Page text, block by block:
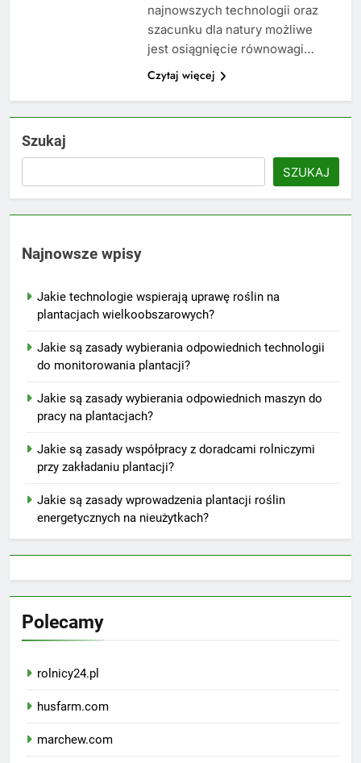
najnowszych technologii oraz
szacunku dla natury możliwe
jest osiągnięcie równowagi…
Czytaj więcej
Szukaj
SZUKAJ
Najnowsze wpisy
Jakie technologie wspierają uprawę roślin na
plantacjach wielkoobszarowych?
Jakie są zasady wybierania odpowiednich technologii
do monitorowania plantacji?
Jakie są zasady wybierania odpowiednich maszyn do
pracy na plantacjach?
Jakie są zasady współpracy z doradcami rolniczymi
przy zakładaniu plantacji?
Jakie są zasady wprowadzenia plantacji roślin
energetycznych na nieużytkach?
Polecamy
rolnicy24.pl
husfarm.com
marchew.com